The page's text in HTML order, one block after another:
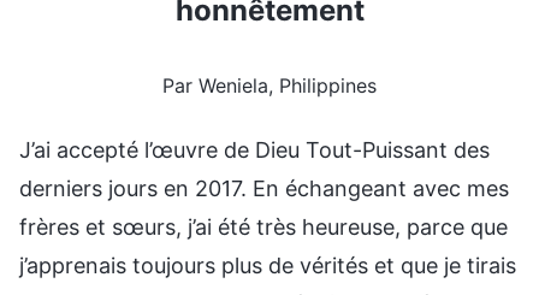
honnêtement
Par Weniela, Philippines
J’ai accepté l’œuvre de Dieu Tout-Puissant des
derniers jours en 2017. En échangeant avec mes
frères et sœurs, j’ai été très heureuse, parce que
j’apprenais toujours plus de vérités et que je tirais